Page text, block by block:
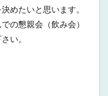
めたいと思います。
の懇親会（飲み会）
い。